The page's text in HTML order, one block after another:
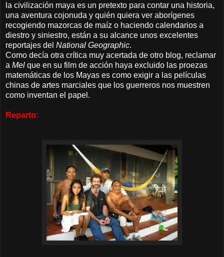
la civilización maya es un pretexto para contar una historia,
una aventura cojonuda y quién quiera ver aborígenes
recogiendo mazorcas de maíz o haciendo calendarios a
diestro y siniestro, están a su alcance unos excelentes
reportajes del National Geographic.
Como decía otra crítica muy acertada de otro blog, reclamar
a Mel que en su film de acción haya excluido las proezas
matemáticas de los Mayas es como exigir a las películas
chinas de artes marciales que los guerreros nos muestren
como inventan el papel.
Reparto: